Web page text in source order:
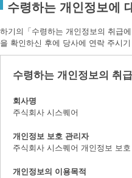
수령하는 개인정보에
하기의「수령하는 개인정보의 취급
을 확인하신 후에 당사에 연락 주시
수령하는 개인정보의 취
회사명
주식회사 시스퀘어
개인정보 보호 관리자
주식회사 시스퀘어 개인정보 보
개인정보의 이용목적